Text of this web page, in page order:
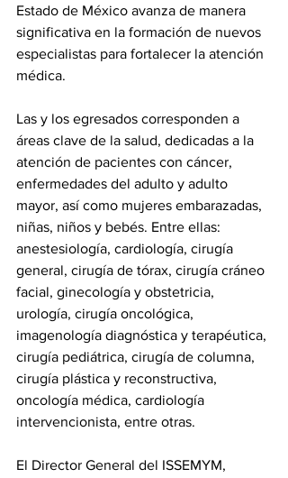
Estado de México avanza de manera
significativa en la formación de nuevos
especialistas para fortalecer la atención
médica.
Las y los egresados corresponden a
áreas clave de la salud, dedicadas a la
atención de pacientes con cáncer,
enfermedades del adulto y adulto
mayor, así como mujeres embarazadas,
niñas, niños y bebés. Entre ellas:
anestesiología, cardiología, cirugía
general, cirugía de tórax, cirugía cráneo
facial, ginecología y obstetricia,
urología, cirugía oncológica,
imagenología diagnóstica y terapéutica,
cirugía pediátrica, cirugía de columna,
cirugía plástica y reconstructiva,
oncología médica, cardiología
intervencionista, entre otras.
El Director General del ISSEMYM,